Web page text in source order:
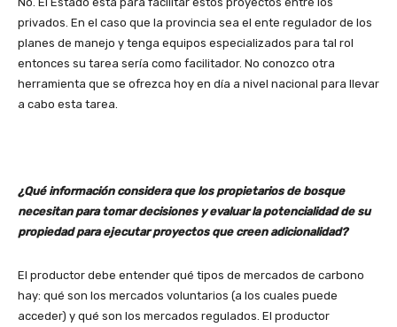
privados. En el caso que la provincia sea el ente regulador de los
planes de manejo y tenga equipos especializados para tal rol
entonces su tarea sería como facilitador. No conozco otra
herramienta que se ofrezca hoy en día a nivel nacional para llevar
a cabo esta tarea.
¿Qué información considera que los propietarios de bosque
necesitan para tomar decisiones y evaluar la potencialidad de su
propiedad para ejecutar proyectos que creen adicionalidad?
El productor debe entender qué tipos de mercados de carbono
hay: qué son los mercados voluntarios (a los cuales puede
acceder) y qué son los mercados regulados. El productor